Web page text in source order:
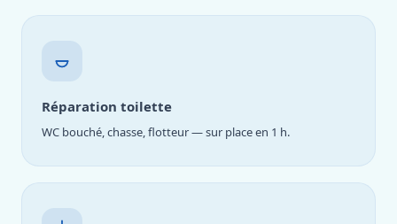
Réparation toilette
WC bouché, chasse, flotteur — sur place en 1 h.